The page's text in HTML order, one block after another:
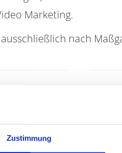
Zustimmung
Marketing.
nach
KG für
und Cross-
(ab